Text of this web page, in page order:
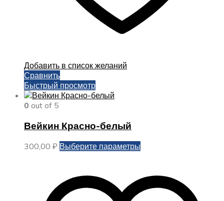
Добавить в список желаний
Сравнить
Быстрый просмотр
0 out of 5
Вейкин Красно-белый
300,00 ₽ Выберите параметры
несколько
вариаций.
Опции